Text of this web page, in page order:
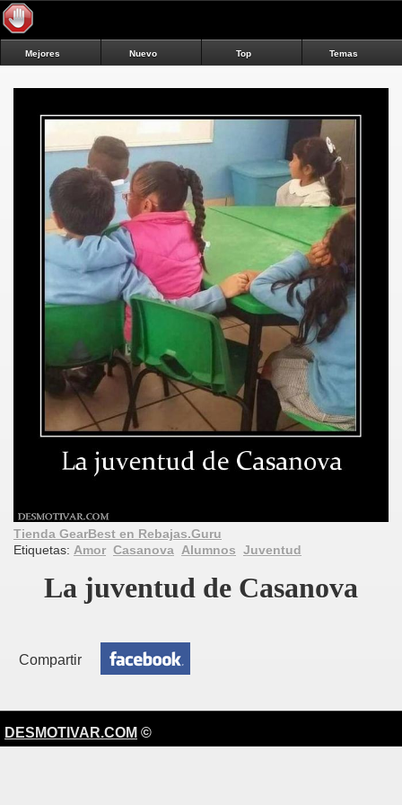
Mejores Nuevo Top Temas
Tienda GearBest en Rebajas.Guru
Etiquetas: Amor Casanova Alumnos Juventud
La juventud de Casanova
Compartir
DESMOTIVAR.COM ©